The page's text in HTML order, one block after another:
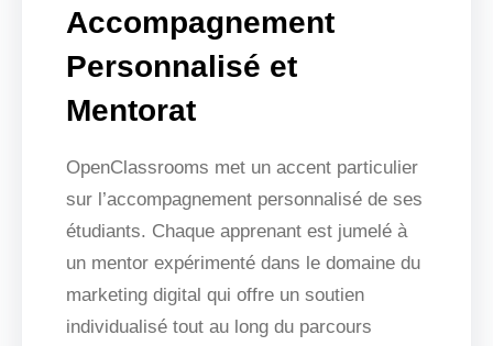
Accompagnement
Personnalisé et
Mentorat
OpenClassrooms met un accent particulier
sur l’accompagnement personnalisé de ses
étudiants. Chaque apprenant est jumelé à
un mentor expérimenté dans le domaine du
marketing digital qui offre un soutien
individualisé tout au long du parcours